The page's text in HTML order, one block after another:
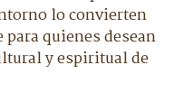
lo convierten
quienes desean
y espiritual de